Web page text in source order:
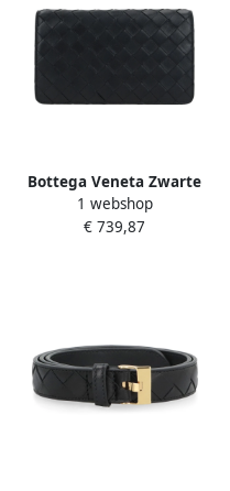
Bottega Veneta Zwarte
Leren Clutch Elegant
Gouden Interieur Black
1 webshop
€ 739,87